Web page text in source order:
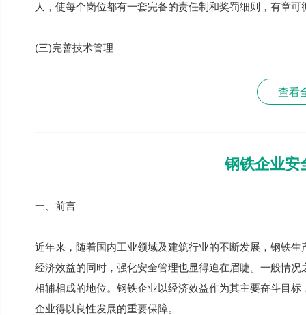
人，使每个岗位都有一套完备的责任制和奖罚细则，有章
(三)完善技术管理
查看
钢铁企业安
一、前言
近年来，随着国内工业领域及建筑行业的不断发展，钢铁
经济效益的同时，强化安全管理也显得迫在眉睫。一般情
相辅相成的地位。钢铁企业以经济效益作为其主要奋斗目
企业得以良性发展的重要保障。